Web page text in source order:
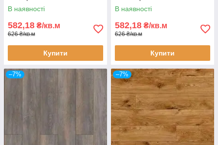
В наявності
582,18 ₴/кв.м
626 ₴/кв.м
Купити
В наявності
582,18 ₴/кв.м
626 ₴/кв.м
Купити
–7% –7%